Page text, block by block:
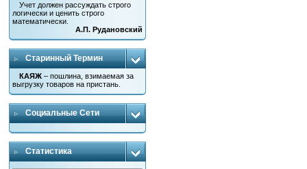
Учет должен рассуждать строго
логически и ценить строго
математически.
А.П. Рудановский
Старинный Термин
КАЯЖ – пошлина, взимаемая за
выгрузку товаров на пристань.
Социальные Сети
Статистика